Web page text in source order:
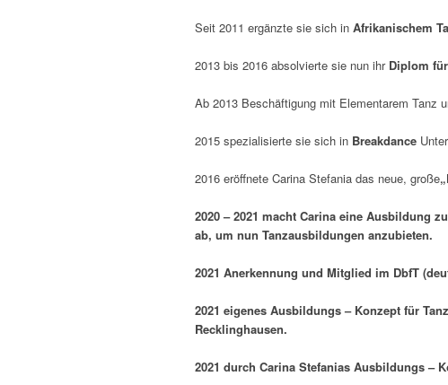
Seit 2011 ergänzte sie sich in Afrikanischem
2013 bis 2016 absolvierte sie nun ihr Diplom
Ab 2013 Beschäftigung mit Elementarem Tanz
2015 spezialisierte sie sich in Breakdance
2016 eröffnete Carina Stefania das neue, große„
2020 – 2021 macht Carina eine Ausbildung
ab, um nun Tanzausbildungen anzubieten.
2021 Anerkennung und Mitglied im DbfT
2021 eigenes Ausbildungs – Konzept für
Recklinghausen.
2021 durch Carina Stefanias Ausbildungs –